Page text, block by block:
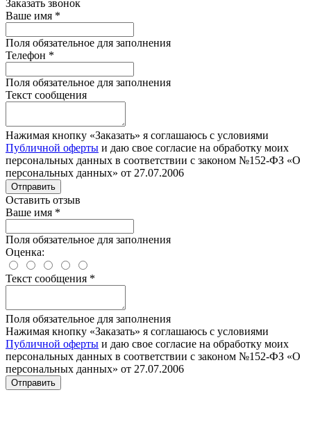
Заказать звонок
Ваше имя *
Поля обязательное для заполнения
Телефон *
Поля обязательное для заполнения
Текст сообщения
Нажимая кнопку «Заказать» я соглашаюсь с условиями
Публичной оферты и даю свое согласие на обработку моих
персональных данных в соответствии с законом №152-ФЗ «О
персональных данных» от 27.07.2006
Отправить
Оставить отзыв
Ваше имя *
Поля обязательное для заполнения
Оценка:
Текст сообщения *
Поля обязательное для заполнения
Нажимая кнопку «Заказать» я соглашаюсь с условиями
Публичной оферты и даю свое согласие на обработку моих
персональных данных в соответствии с законом №152-ФЗ «О
персональных данных» от 27.07.2006
Отправить